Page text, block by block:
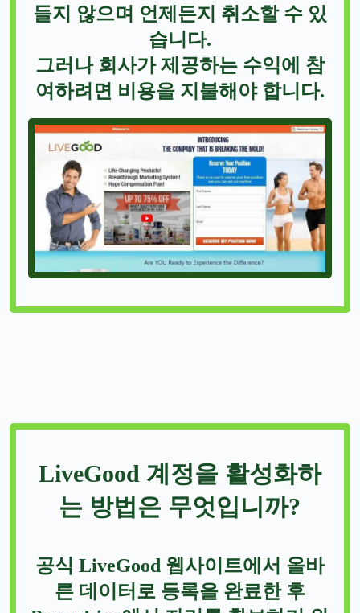
들지 않으며 언제든지 취소할 수 있
습니다.
그러나 회사가 제공하는 수익에 참
여하려면 비용을 지불해야 합니다.
LiveGood 계정을 활성화하
는 방법은 무엇입니까?
공식 LiveGood 웹사이트에서 올바
른 데이터로 등록을 완료한 후